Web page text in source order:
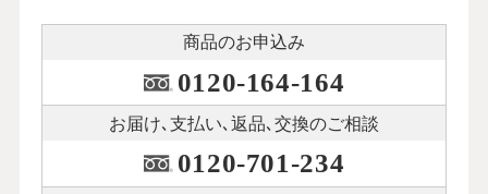
商品のお申込み
0120-164-164
お届け､支払い､ 返品､交換のご相談
0120-701-234